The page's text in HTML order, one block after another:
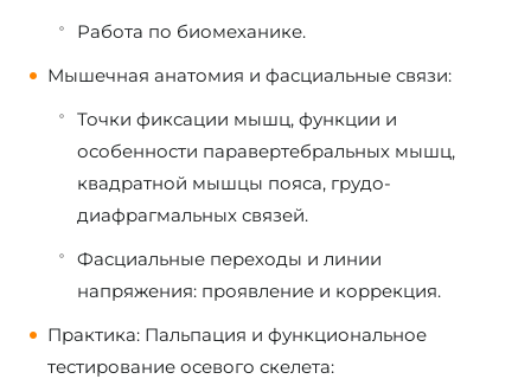
Работа по биомеханике.
Мышечная анатомия и фасциальные связи:
Точки фиксации мышц, функции и
особенности паравертебральных мышц,
квадратной мышцы пояса, грудо-
диафрагмальных связей.
Фасциальные переходы и линии
напряжения: проявление и коррекция.
Практика: Пальпация и функциональное
тестирование осевого скелета: